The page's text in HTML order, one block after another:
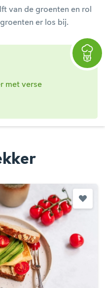
van de groenten en rol
er los bij.
met verse